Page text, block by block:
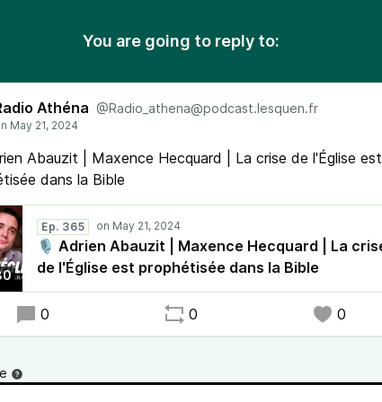
You are going to reply to:
Athéna @Radio_athena@podcast.lesquen.fr
Abauzit | Maxence Hecquard | La crise de l'Église est
dans la Bible
Ep. 365
🎙 Adrien Abauzit | Maxence Hecquard | La
de l'Église est prophétisée dans la Bible
0 0 0